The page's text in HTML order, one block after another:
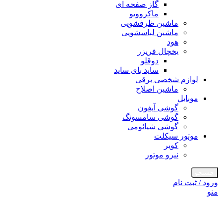
گاز صفحه ای
ماکروویو
ماشین ظرفشویی
ماشین لباسشویی
هود
یخچال فریزر
دوقلو
ساید بای ساید
لوازم شخصی برقی
ماشین اصلاح
موبایل
گوشی آیفون
گوشی سامسونگ
گوشی شیائومی
موتور سیکلت
کویر
نیرو موتور
ورود / ثبت نام
منو